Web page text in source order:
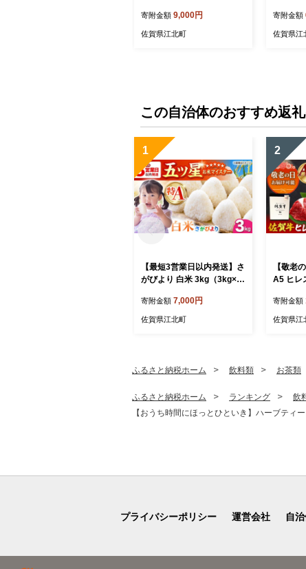
ヘルス&ビューティー】 [H
BQ002]
寄附金額 9,000円
佐賀県江北町
enヘル
寄附金額
佐賀県江
この自治体のおすすめ返
1
【最短3営業日以内発送】さ
がびより 白米 3kg（3kg×1
ー厳選】[HBL087]最速発送
最速配送
寄附金額 7,000円
佐賀県江北町
2
【敬老
A5 ヒレ
D172]
寄附金額
佐賀県江
ふるさと納税ホーム 飲料類 お茶類
ふるさと納税ホーム ランキング 飲
【おうち時間にほっとひといき】ハーブティ
プライバシーポリシー 運営会社 自